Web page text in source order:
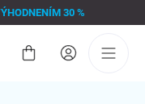
30 %
Nákupný